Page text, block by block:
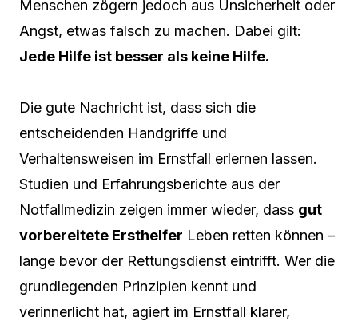
Menschen zögern jedoch aus Unsicherheit oder
Angst, etwas falsch zu machen. Dabei gilt:
Jede Hilfe ist besser als keine Hilfe.
Die gute Nachricht ist, dass sich die
entscheidenden Handgriffe und
Verhaltensweisen im Ernstfall erlernen lassen.
Studien und Erfahrungsberichte aus der
Notfallmedizin zeigen immer wieder, dass gut
vorbereitete Ersthelfer Leben retten können –
lange bevor der Rettungsdienst eintrifft. Wer die
grundlegenden Prinzipien kennt und
verinnerlicht hat, agiert im Ernstfall klarer,